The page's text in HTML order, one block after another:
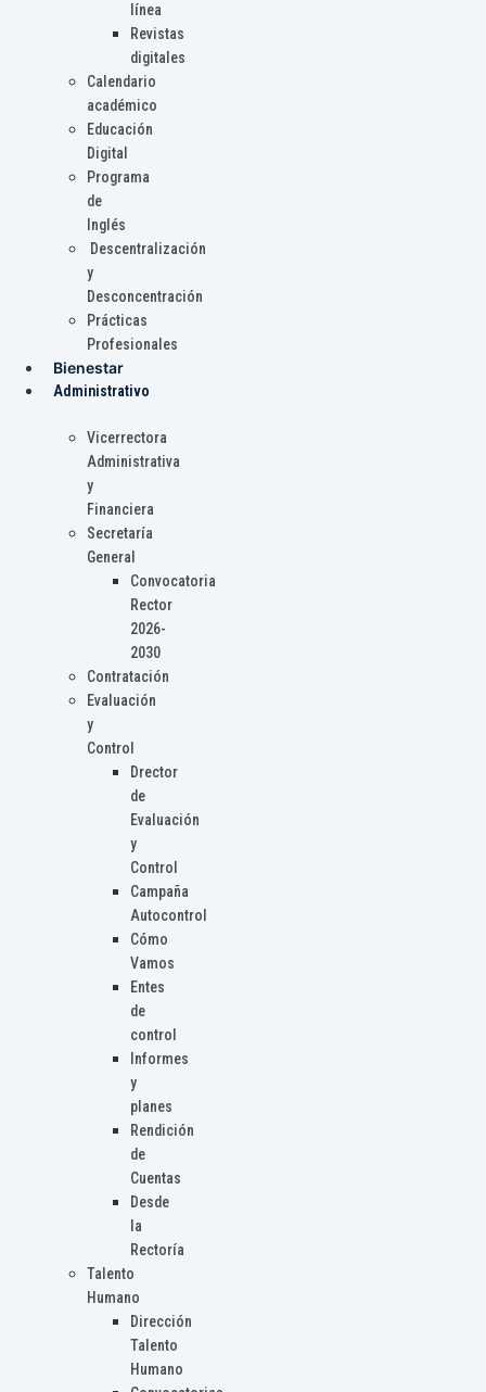
línea
Revistas
digitales
Calendario
académico
Educación
Digital
Programa
de
Inglés
Descentralización
y
Desconcentración
Prácticas
Profesionales
Bienestar
Administrativo
Vicerrectora
Administrativa
y
Financiera
Secretaría
General
Convocatoria
Rector
2026-
2030
Contratación
Evaluación
y
Control
Drector
de
Evaluación
y
Control
Campaña
Autocontrol
Cómo
Vamos
Entes
de
control
Informes
y
planes
Rendición
de
Cuentas
Desde
la
Rectoría
Talento
Humano
Dirección
Talento
Humano